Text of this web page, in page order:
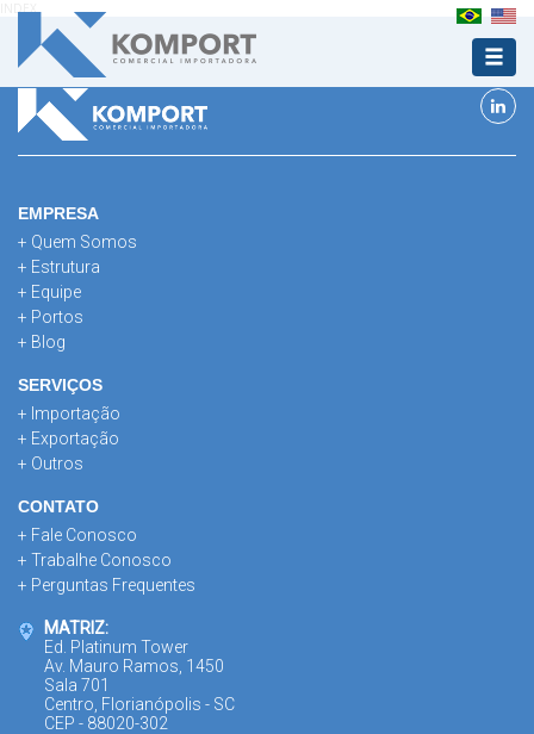
INDEX
EMPRESA
+ Quem Somos
+ Estrutura
+ Equipe
+ Portos
+ Blog
SERVIÇOS
+ Importação
+ Exportação
+ Outros
CONTATO
+ Fale Conosco
+ Trabalhe Conosco
+ Perguntas Frequentes
MATRIZ:
Ed. Platinum Tower
Av. Mauro Ramos, 1450
Sala 701
Centro, Florianópolis - SC
CEP - 88020-302